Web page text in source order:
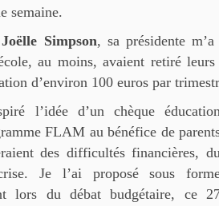
semaine.
Joëlle Simpson, sa présidente
au moins, avaient retiré
d’environ 100 euros par
l’idée d’un chèque
FLAM au bénéfice de
des difficultés financières,
Je l’ai proposé sous
lors du débat budgétaire, ce